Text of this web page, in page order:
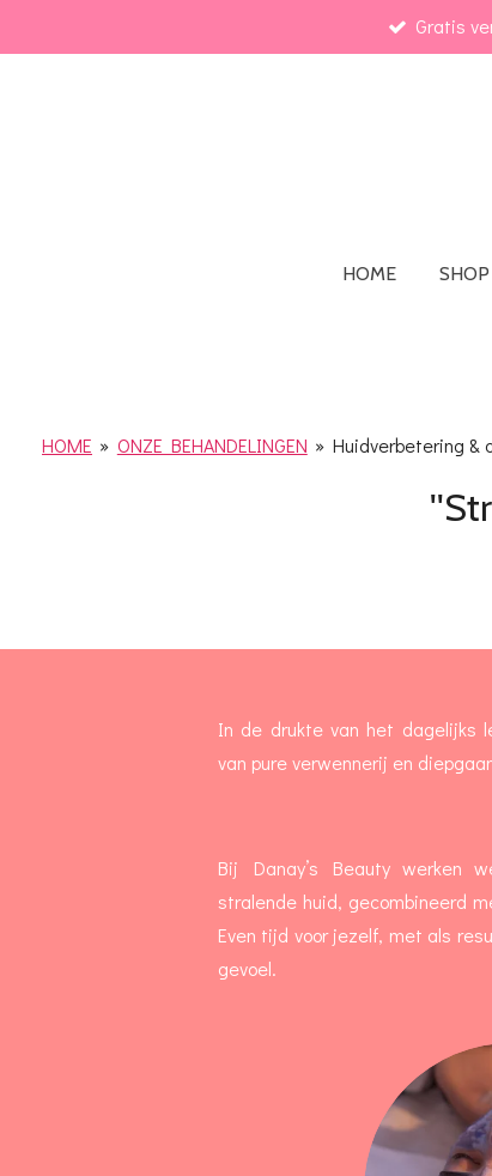
direct
Gratis
HOME SHOP
HOME » ONZE BEHANDELINGEN » Huidverbetering &
In de drukte van het dagelijks
van pure verwennerij en
Bij Danay’s Beauty werken
stralende huid, gecombineerd
Even tijd voor jezelf, met als
gevoel.